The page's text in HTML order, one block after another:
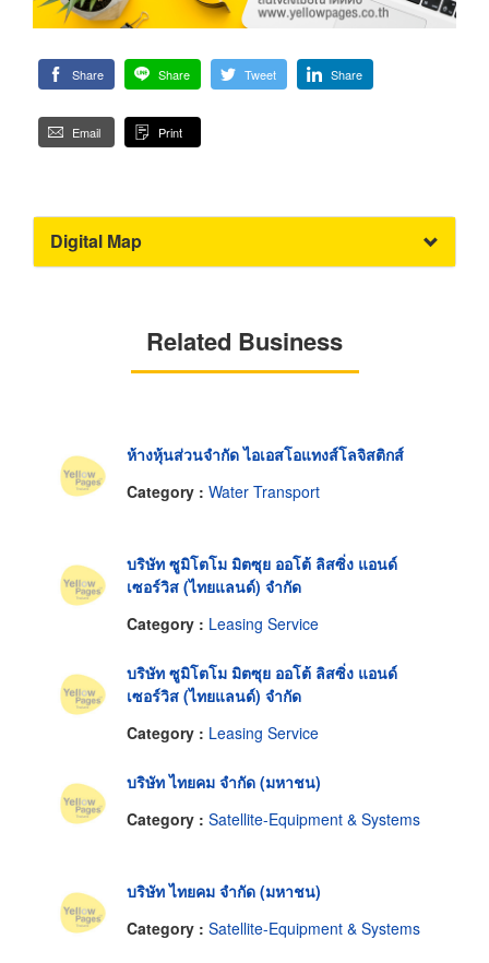
Share Share Tweet Share
Email Print
Digital Map
Related Business
ห้างหุ้นส่วนจำกัด ไอเอสโอแทงส์โลจิสติกส์
Category : Water Transport
บริษัท ซูมิโตโม มิตซุย ออโต้ ลิสซิ่ง แอนด์
เซอร์วิส (ไทยแลนด์) จำกัด
Category : Leasing Service
บริษัท ซูมิโตโม มิตซุย ออโต้ ลิสซิ่ง แอนด์
เซอร์วิส (ไทยแลนด์) จำกัด
Category : Leasing Service
บริษัท ไทยคม จำกัด (มหาชน)
Category : Satellite-Equipment & Systems
บริษัท ไทยคม จำกัด (มหาชน)
Category : Satellite-Equipment & Systems